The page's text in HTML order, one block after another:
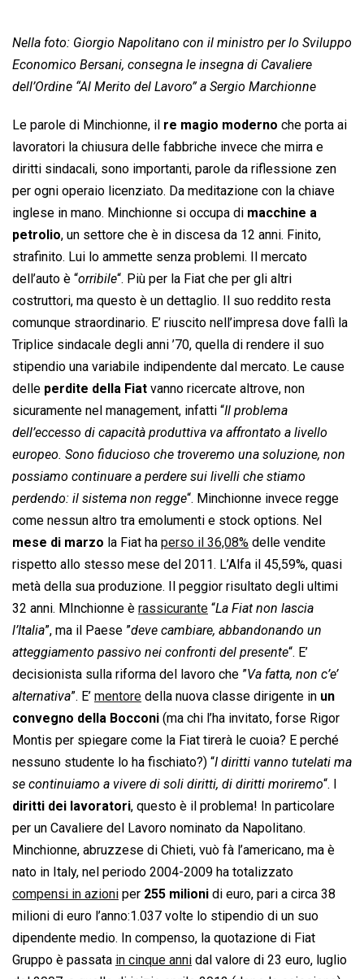
e
b
o
k
t
s
A
p
k
e
d
n
e
a
d
i
l
y
L
i
k
n
t
Nella foto: Giorgio Napolitano con il ministro per lo Sviluppo
Economico Bersani, consegna le insegna di Cavaliere
dell’Ordine “Al Merito del Lavoro” a Sergio Marchionne
Le parole di Minchionne, il re magio moderno che porta ai
lavoratori la chiusura delle fabbriche invece che mirra e
diritti sindacali, sono importanti, parole da riflessione zen
per ogni operaio licenziato. Da meditazione con la chiave
inglese in mano. Minchionne si occupa di macchine a
petrolio, un settore che è in discesa da 12 anni. Finito,
strafinito. Lui lo ammette senza problemi. Il mercato
dell’auto è “orribile“. Più per la Fiat che per gli altri
costruttori, ma questo è un dettaglio. Il suo reddito resta
comunque straordinario. E’ riuscito nell’impresa dove fallì la
Triplice sindacale degli anni ’70, quella di rendere il suo
stipendio una variabile indipendente dal mercato. Le cause
delle perdite della Fiat vanno ricercate altrove, non
sicuramente nel management, infatti “Il problema
dell’eccesso di capacità produttiva va affrontato a livello
europeo. Sono fiducioso che troveremo una soluzione, non
possiamo continuare a perdere sui livelli che stiamo
perdendo: il sistema non regge“. Minchionne invece regge
come nessun altro tra emolumenti e stock options. Nel
mese di marzo la Fiat ha perso il 36,08% delle vendite
rispetto allo stesso mese del 2011. L’Alfa il 45,59%, quasi
metà della sua produzione. Il peggior risultato degli ultimi
32 anni. MInchionne è rassicurante “La Fiat non lascia
l’Italia”, ma il Paese ”deve cambiare, abbandonando un
atteggiamento passivo nei confronti del presente“. E’
decisionista sulla riforma del lavoro che ”Va fatta, non c’e’
alternativa”. E’ mentore della nuova classe dirigente in un
convegno della Bocconi (ma chi l’ha invitato, forse Rigor
Montis per spiegare come la Fiat tirerà le cuoia? E perché
nessuno studente lo ha fischiato?) “I diritti vanno tutelati ma
se continuiamo a vivere di soli diritti, di diritti moriremo“. I
diritti dei lavoratori, questo è il problema! In particolare
per un Cavaliere del Lavoro nominato da Napolitano.
Minchionne, abruzzese di Chieti, vuò fà l’americano, ma è
nato in Italy, nel periodo 2004-2009 ha totalizzato
compensi in azioni per 255 milioni di euro, pari a circa 38
milioni di euro l’anno:1.037 volte lo stipendio di un suo
dipendente medio. In compenso, la quotazione di Fiat
Gruppo è passata in cinque anni dal valore di 23 euro, luglio